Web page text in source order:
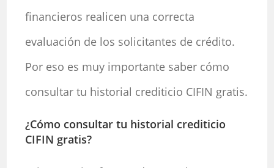
financieros realicen una correcta
evaluación de los solicitantes de crédito.
Por eso es muy importante saber cómo
consultar tu historial crediticio CIFIN gratis.
¿Cómo consultar tu historial crediticio
CIFIN gratis?